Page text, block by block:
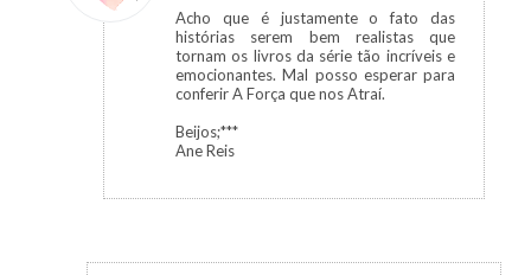
Acho que é justamente o fato das
histórias serem bem realistas que
tornam os livros da série tão incríveis e
emocionantes. Mal posso esperar para
conferir A Força que nos Atraí.
Beijos;***
Ane Reis